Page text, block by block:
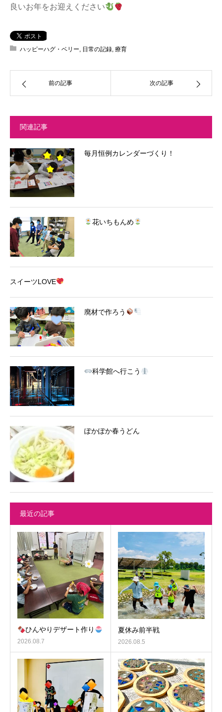
良いお年をお迎えください
ハッピーハグ・ベリー, 日常の記録, 療育
前の記事 次の記事
関連記事
毎月恒例カレンダーづくり！
花いちもんめ
スイーツLOVE
廃材で作ろう
科学館へ行こう
ぽかぽか春うどん
最近の記事
ひんやりデザート作り
2026.08.7
夏休み前半戦
2026.08.5